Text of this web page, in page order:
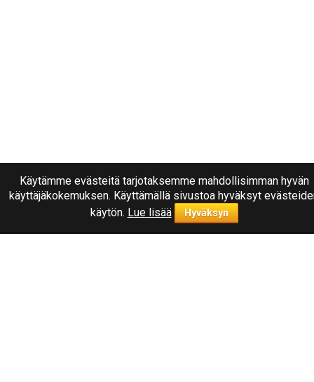
Käytämme evästeitä tarjotaksemme mahdollisimman hyvän
käyttäjäkokemuksen. Käyttämällä sivustoa hyväksyt
käytön. Lue lisää Hyväksyn